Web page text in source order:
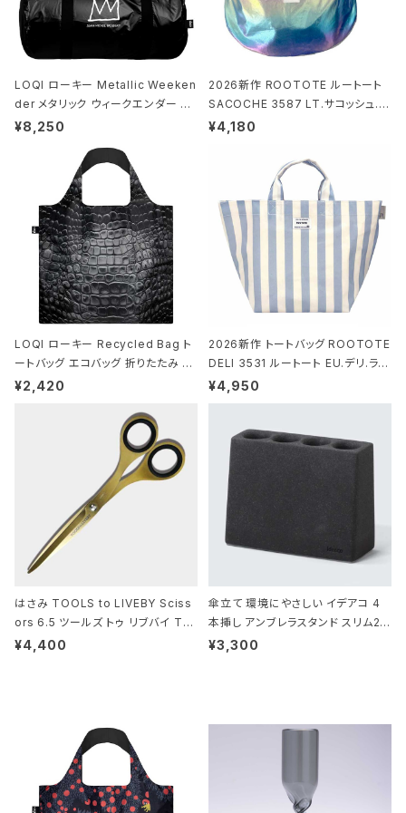
LOQI ローキー Metallic Weeken
der メタリック ウィークエンダー ボ
ストンバッグ ショルダーバッグ JEAN
ck ジャン=ミッシェル・バスキア/クラ
ウン ブラック
¥8,250
2026新作 ROOTOTE ルートート
SACOCHE 3587 LT.サコッシュ.ル
ミエ-B ショルダーバッグ グロスネイ
¥4,180
LOQI ローキー Recycled Bag ト
ートバッグ エコバッグ 折りたたみ 大
きめ 撥水加工 収納ポーチ CROCO
¥2,420
2026新作 トートバッグ ROOTOTE
DELI 3531 ルートート EU.デリ.ラミ
ネート-W サックス・ホワイト
¥4,950
はさみ TOOLS to LIVEBY Sciss
ors 6.5 ツールズ トゥ リブバイ TL
010 シザーズ 6.5 ゴールド
¥4,400
傘立て 環境にやさしい イデアコ 4
本挿し アンブレラスタンド スリム2 i
deaco Umbrella Stand slim2 s
¥3,300